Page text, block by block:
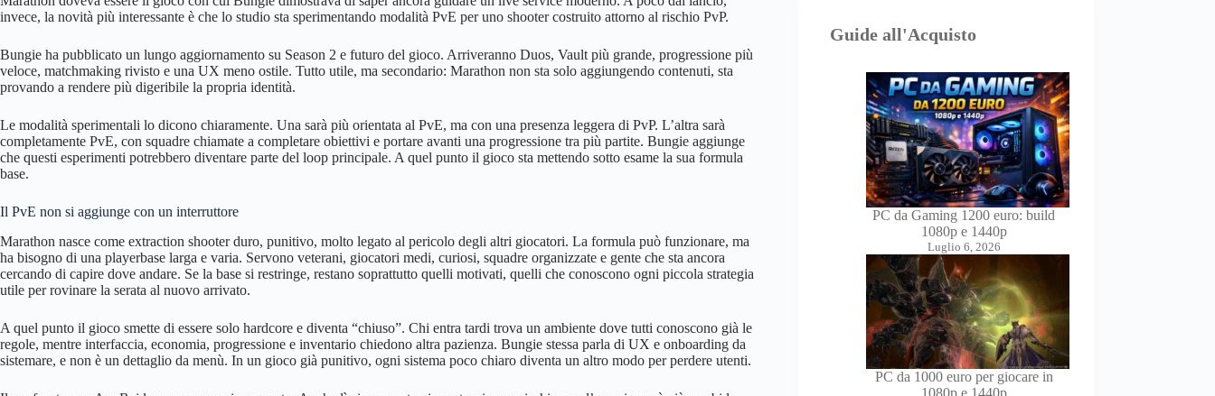
invece, la novità più interessante è che lo studio sta sperimentando modalità PvE per uno shooter costruito attorno al rischio PvP.
Bungie ha pubblicato un lungo aggiornamento su Season 2 e futuro del gioco. Arriveranno Duos, Vault più grande, progressione più
veloce, matchmaking rivisto e una UX meno ostile. Tutto utile, ma secondario: Marathon non sta solo aggiungendo contenuti, sta
provando a rendere più digeribile la propria identità.
Le modalità sperimentali lo dicono chiaramente. Una sarà più orientata al PvE, ma con una presenza leggera di PvP. L’altra sarà
completamente PvE, con squadre chiamate a completare obiettivi e portare avanti una progressione tra più partite. Bungie aggiunge
che questi esperimenti potrebbero diventare parte del loop principale. A quel punto il gioco sta mettendo sotto esame la sua formula
base.
Il PvE non si aggiunge con un interruttore
Marathon nasce come extraction shooter duro, punitivo, molto legato al pericolo degli altri giocatori. La formula può funzionare, ma
ha bisogno di una playerbase larga e varia. Servono veterani, giocatori medi, curiosi, squadre organizzate e gente che sta ancora
cercando di capire dove andare. Se la base si restringe, restano soprattutto quelli motivati, quelli che conoscono ogni piccola strategia
utile per rovinare la serata al nuovo arrivato.
A quel punto il gioco smette di essere solo hardcore e diventa “chiuso”. Chi entra tardi trova un ambiente dove tutti conoscono già le
regole, mentre interfaccia, economia, progressione e inventario chiedono altra pazienza. Bungie stessa parla di UX e onboarding da
sistemare, e non è un dettaglio da menù. In un gioco già punitivo, ogni sistema poco chiaro diventa un altro modo per perdere utenti.
Guide all'Acquisto
PC da Gaming 1200 euro: build
1080p e 1440p
Luglio 6, 2026
PC da 1000 euro per giocare in
1080p e 1440p